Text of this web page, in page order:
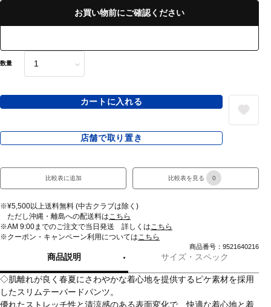
お買い物前にご確認ください
数量
カートに入れる
店舗で取り置き
比較表に追加 比較表を見る 0
※¥5,500以上送料無料 (中古クラブは除く)
ただし沖縄・離島への配送料は こちら
※AM 9:00までのご注文で当日発送 詳しくは こちら
※クーポン・キャンペーン利用については こちら
商品番号：9521640216
商品説明 サイズ・スペック
◇肌離れが良く春夏にさわやかな着心地を提供するピケ素材を採用
したスリムテーパードパンツ。
優れたストレッチ性と清涼感のある表面変化で、快適な着心地と着